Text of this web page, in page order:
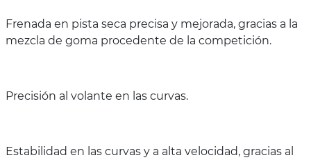
Frenada en pista seca precisa y mejorada, gracias a la
mezcla de goma procedente de la competición.
Precisión al volante en las curvas.
Estabilidad en las curvas y a alta velocidad, gracias al